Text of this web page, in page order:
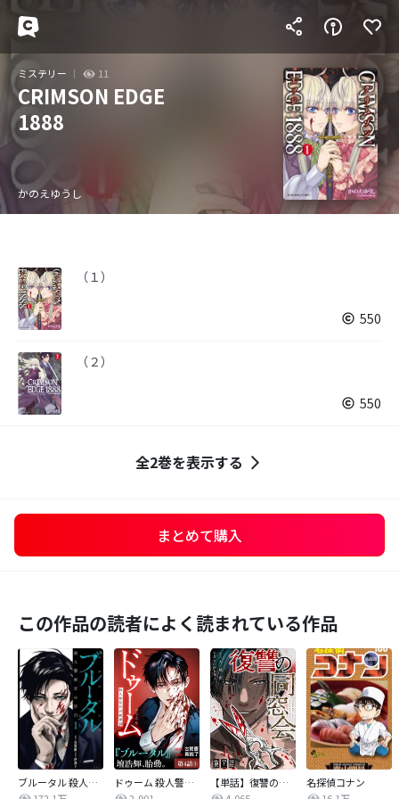
ミステリー 11
CRIMSON EDGE
1888
かのえゆうし
（１）
550
（２）
550
全2巻を表示する
まとめて購入
この作品の読者によく読まれている作品
ブルータル 殺人警察官の告白
ドゥーム 殺人警察官の断罪録 分冊版
【単話】復讐の同窓会
名探偵コナン